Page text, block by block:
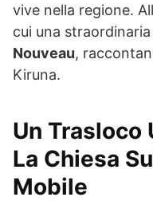
vive nella regione.
cui una straordinaria
Nouveau,
Kiruna.
Un Trasloco
La Chiesa
Mobile